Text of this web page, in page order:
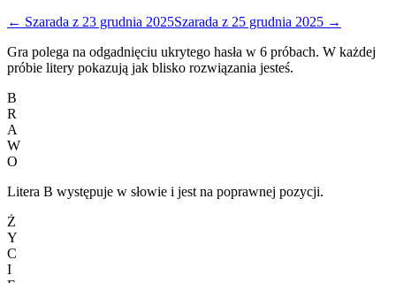
← Szarada z 23 grudnia 2025Szarada z 25 grudnia 2025 →
Gra polega na odgadnięciu ukrytego hasła w 6 próbach. W każdej
próbie litery pokazują jak blisko rozwiązania jesteś.
B
R
A
W
O
Litera B występuje w słowie i jest na poprawnej pozycji.
Ż
Y
C
I